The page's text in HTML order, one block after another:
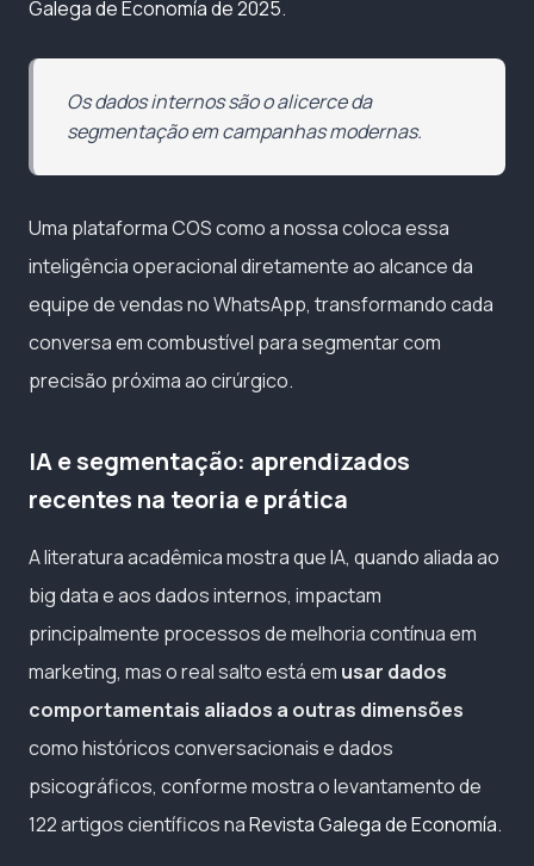
Galega de Economía de 2025.
Os dados internos são o alicerce da
segmentação em campanhas modernas.
Uma plataforma COS como a nossa coloca essa
inteligência operacional diretamente ao alcance da
equipe de vendas no WhatsApp, transformando cada
conversa em combustível para segmentar com
precisão próxima ao cirúrgico.
IA e segmentação: aprendizados
recentes na teoria e prática
A literatura acadêmica mostra que IA, quando aliada ao
big data e aos dados internos, impactam
principalmente processos de melhoria contínua em
marketing, mas o real salto está em usar dados
comportamentais aliados a outras dimensões
como históricos conversacionais e dados
psicográficos, conforme mostra o levantamento de
122 artigos científicos naRevista Galega de Economía.